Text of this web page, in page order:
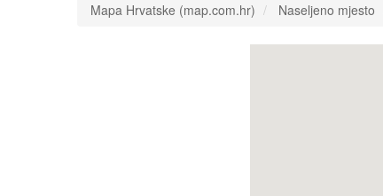
Mapa Hrvatske (map.com.hr) Naseljeno mjesto